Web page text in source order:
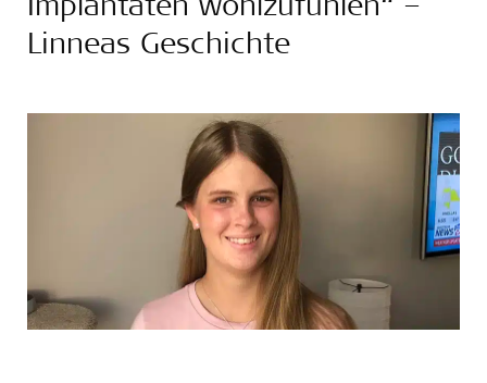
Linneas Geschichte